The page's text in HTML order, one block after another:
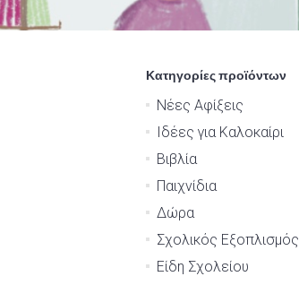
Κατηγορίες προϊόντων
Νέες Αφίξεις
Ιδέες για Καλοκαίρι
Βιβλία
Παιχνίδια
Δώρα
Σχολικός Εξοπλισμός
Είδη Σχολείου